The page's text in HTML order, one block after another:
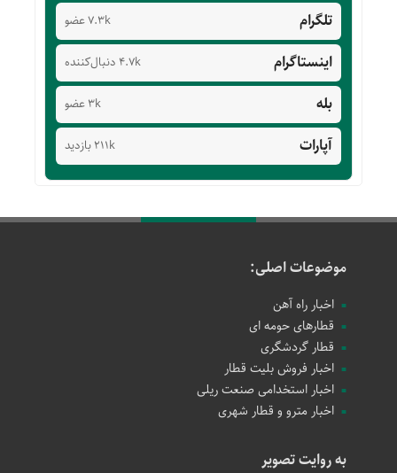
تلگرام 7.3k عضو
اینستاگرام 4.7k دنبال‌کننده
بله 3k عضو
آپارات 211k بازدید
موضوعات اصلی:
اخبار راه آهن
قطارهای حومه ای
قطار گردشگری
اخبار فروش بلیت قطار
اخبار استخدامی صنعت ریلی
اخبار مترو و قطار شهری
به روایت تصویر